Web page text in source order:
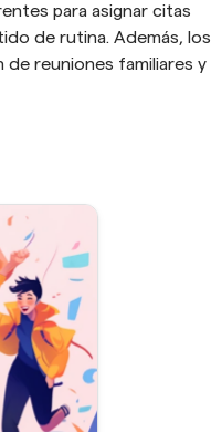
para asignar citas
de rutina. Además, los
de reuniones familiares y